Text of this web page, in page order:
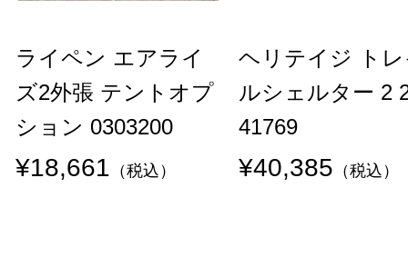
ライペン エアライ
ズ2外張 テントオプ
ション 0303200
¥18,661 （税込）
ヘリテイジ ト
ルシェルター 2
41769
¥40,385 （税込）